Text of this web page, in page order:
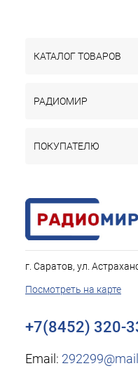
КАТАЛОГ ТОВАРОВ
РАДИОМИР
ПОКУПАТЕЛЮ
г. Саратов, ул.
Посмотреть на карте
+7(8452) 320-
Email: